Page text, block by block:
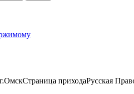
Страница приходаРусская